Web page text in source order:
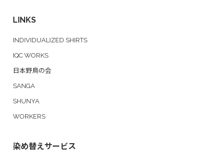
LINKS
INDIVIDUALIZED SHIRTS
IQC WORKS
日本野鳥の会
SANGA
SHUNYA
WORKERS
染め替えサービス